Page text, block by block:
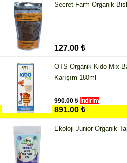
Secret Farm Organik
127.00 ₺
OTS Organik Kido Mix
Karışım 180ml
990.00 ₺ İndirim
891.00 ₺
Ekoloji Junior Organik